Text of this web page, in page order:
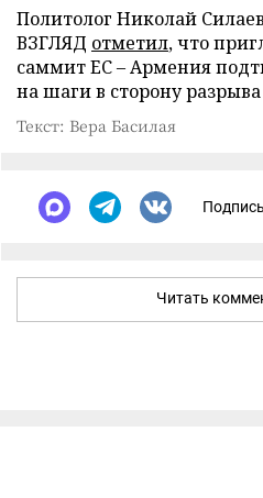
Политолог Николай
ВЗГЛЯД отметил, что
саммит ЕС – Армения
на шаги в сторону
Текст: Вера Басилая
Читать